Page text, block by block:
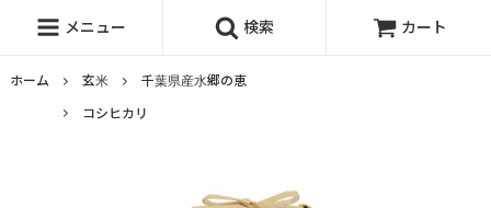
メニュー 検索 カート
ホーム 玄米
千葉県産水郷の恵
コシヒカリ